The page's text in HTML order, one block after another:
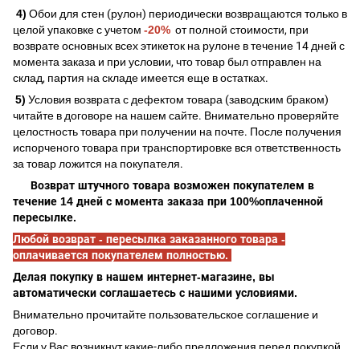
4) Обои для стен (рулон) периодически возвращаются только в
целой упаковке с учетом -20% от полной стоимости, при
возврате основных всех этикеток на рулоне в течение 14 дней с
момента заказа и при условии, что товар был отправлен на
склад, партия на складе имеется еще в остатках.
5) Условия возврата с дефектом товара (заводским браком)
читайте в договоре на нашем сайте. Внимательно проверяйте
целостность товара при получении на почте. После получения
испорченого товара при транспортировке вся ответственность
за товар ложится на покупателя.
Возврат штучного товара возможен покупателем в
течение 14 дней с момента заказа при 100%оплаченной
пересылке.
Любой возврат - пересылка заказанного товара -
оплачивается покупателем полностью.
Делая покупку в нашем интернет-магазине, вы
автоматически соглашаетесь с нашими условиями.
Внимательно прочитайте пользовательское соглашение и
договор.